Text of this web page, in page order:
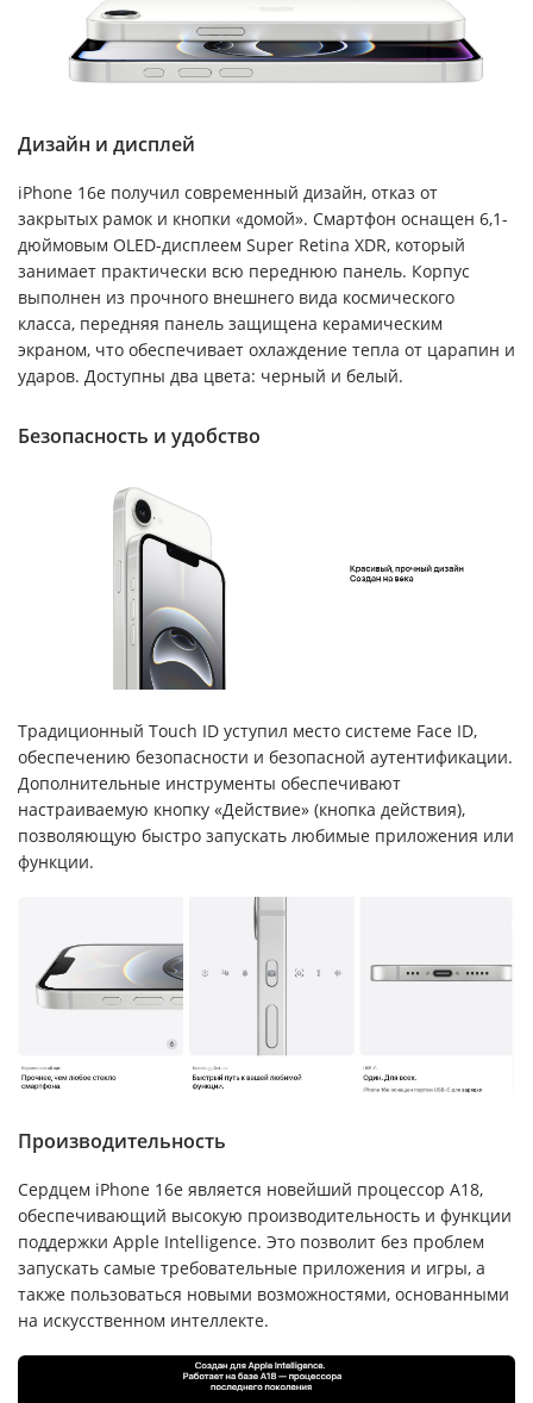
Дизайн и дисплей
iPhone 16e получил современный дизайн, отказ от
закрытых рамок и кнопки «домой». Смартфон оснащен 6,1-
дюймовым OLED-дисплеем Super Retina XDR, который
занимает практически всю переднюю панель. Корпус
выполнен из прочного внешнего вида космического
класса, передняя панель защищена керамическим
экраном, что обеспечивает охлаждение тепла от царапин и
ударов. Доступны два цвета: черный и белый.
Безопасность и удобство
Традиционный Touch ID уступил место системе Face ID,
обеспечению безопасности и безопасной аутентификации.
Дополнительные инструменты обеспечивают
настраиваемую кнопку «Действие» (кнопка действия),
позволяющую быстро запускать любимые приложения или
функции.
Производительность
Сердцем iPhone 16e является новейший процессор A18,
обеспечивающий высокую производительность и функции
поддержки Apple Intelligence. Это позволит без проблем
запускать самые требовательные приложения и игры, а
также пользоваться новыми возможностями, основанными
на искусственном интеллекте.